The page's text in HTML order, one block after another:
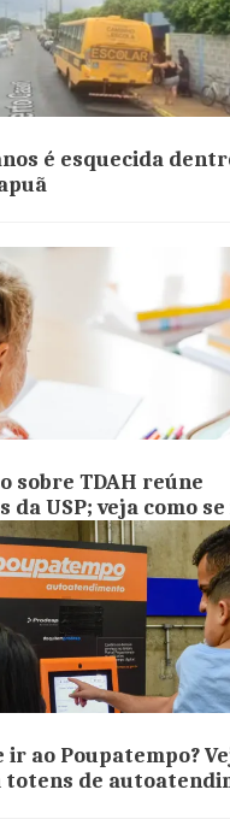
é esquecida
sobre TDAH reúne
da USP; veja como
ir ao Poupatempo?
totens de